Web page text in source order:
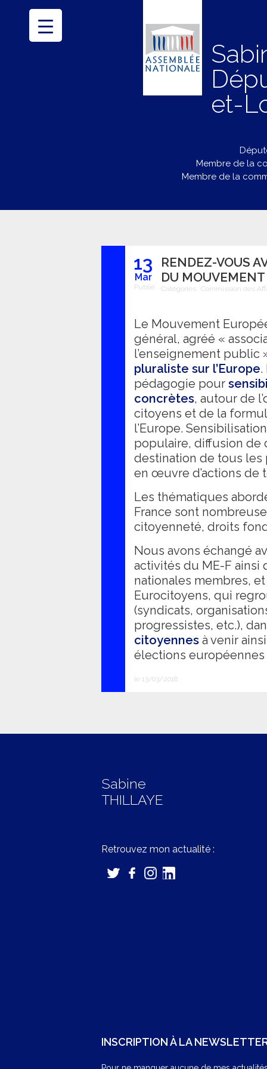
et-
Membre de la
Membre de la
13
Mar
RENDEZ-VOUS
DU
Catégories : Commission des
Le Mouvement
général, agréé «
l’enseignement public
pluraliste sur l’Europe.
pédagogie pour
concrètes, autour de
citoyens et de la
l’Europe.
populaire, diffusion de
destination de tous les
en œuvre d’actions de
Les thématiques
France sont
citoyenneté, droits
Nous avons échangé
activités du ME-F ainsi
nationales membres,
Eurocitoyens, qui
(syndicats,
progressistes, etc.),
citoyennes à venir
élections européennes
Publié
le 13/03/2018
Sabine
THILLAYE
Retrouvez mon actualité :
INSCRIPTION À LA